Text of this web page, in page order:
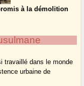
à la démolition
travaillé dans le monde
urbaine de